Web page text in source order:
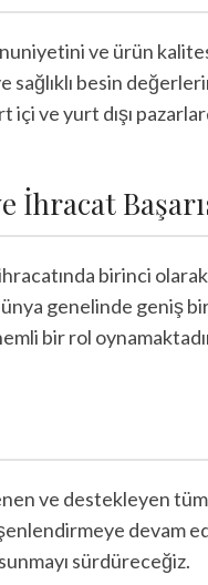
ve ürün
besin
ve yurt dışı
İhracat
birinci
genelinde geniş
bir rol
ve destekleyen
şenlendirmeye
sürdüreceğiz.